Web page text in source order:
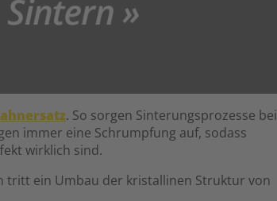
. So sorgen Sinterungsprozesse bei
immer eine Schrumpfung auf, sodass
wirklich sind.
tritt ein Umbau der kristallinen Struktur von